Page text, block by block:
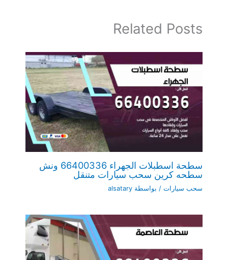
Related Posts
سطحة اسطبلات الجهراء 66400336 ونش
سطحه كرين سحب سيارات متنقل
سحب سيارات/ بواسطة alsatary